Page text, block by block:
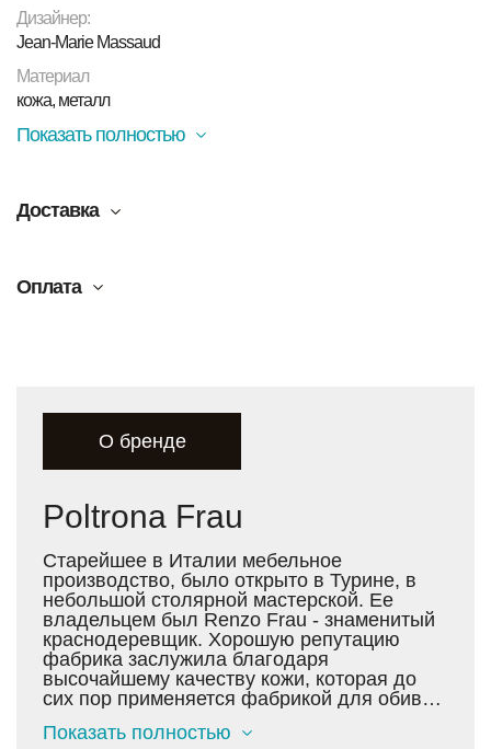
Дизайнер:
Jean-Marie Massaud
Материал
кожа, металл
Показать полностью
Доставка
Оплата
О бренде
Poltrona Frau
Старейшее в Италии мебельное
производство, было открыто в Турине, в
небольшой столярной мастерской. Ее
владельцем был Renzo Frau - знаменитый
краснодеревщик. Хорошую репутацию
фабрика заслужила благодаря
высочайшему качеству кожи, которая до
сих пор применяется фабрикой для обивки
Pelle Frau® Color System - это лучшее
Показать полностью